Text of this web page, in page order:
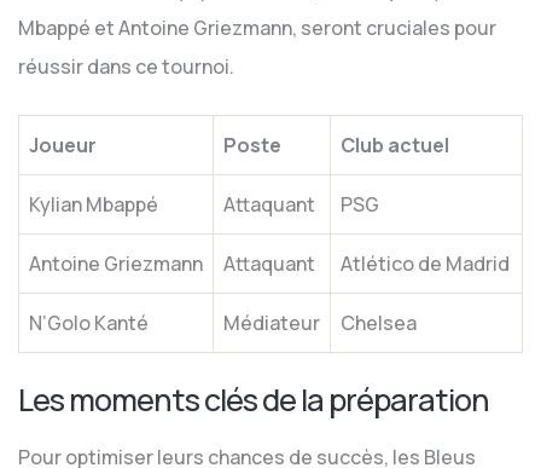
Mbappé et Antoine Griezmann, seront cruciales pour
réussir dans ce tournoi.
Joueur Poste Club actuel
Kylian Mbappé Attaquant PSG
Antoine Griezmann Attaquant Atlético de Madrid
N’Golo Kanté Médiateur Chelsea
Les moments clés de la préparation
Pour optimiser leurs chances de succès, les Bleus